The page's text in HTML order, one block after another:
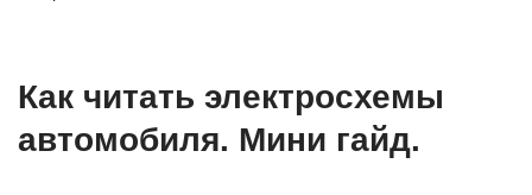
Как читать электросхемы
автомобиля. Мини гайд.